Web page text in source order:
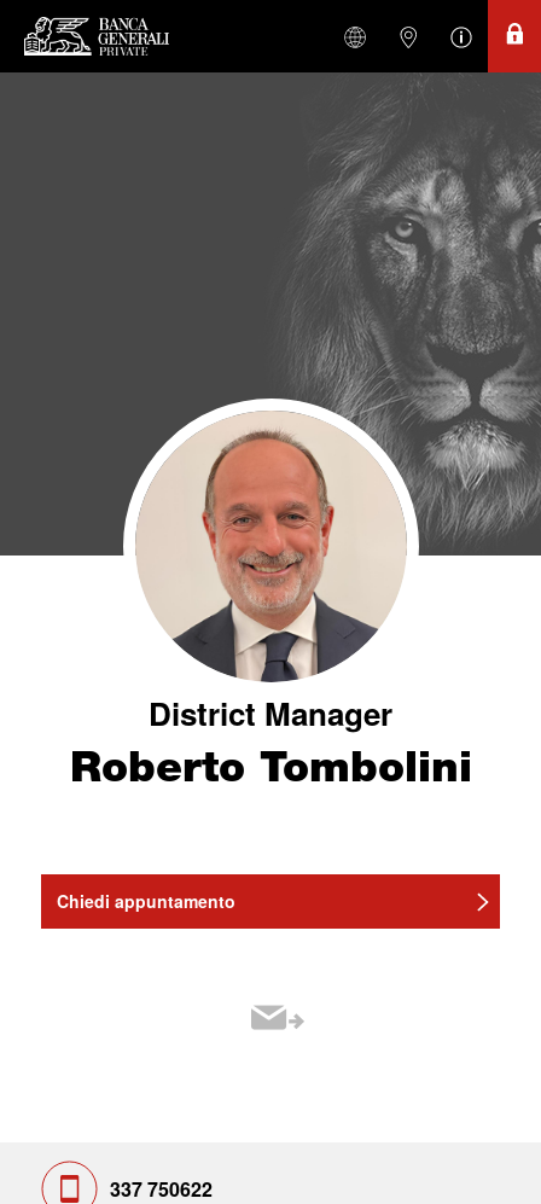
District Manager
Roberto Tombolini
Chiedi appuntamento
337 750622